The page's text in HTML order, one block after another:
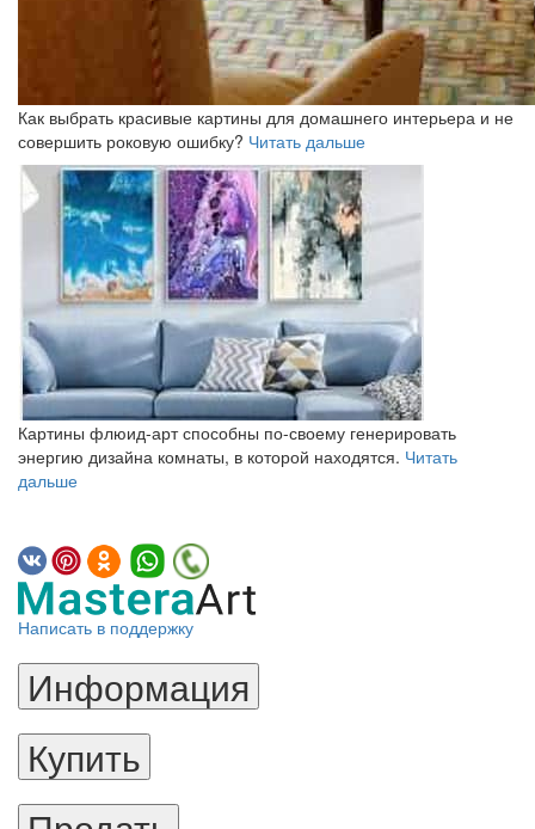
Как выбрать красивые картины для домашнего интерьера и не
совершить роковую ошибку? Читать дальше
Картины флюид-арт способны по-своему генерировать
энергию дизайна комнаты, в которой находятся. Читать
дальше
Написать в поддержку
Информация
Купить